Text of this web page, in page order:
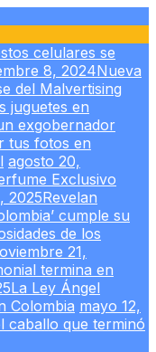
celulares se
8, 2024Nueva
del Malvertising
juguetes en
exgobernador
tus fotos en
agosto 20,
Exclusivo
2025Revelan
cumple su
de los
21,
termina en
La Ley Ángel
Colombia mayo 12,
caballo que terminó